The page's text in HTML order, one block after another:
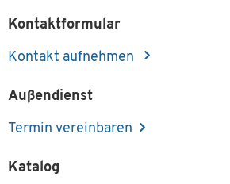
Kontaktformular
Kontakt aufnehmen
Außendienst
Termin vereinbaren
Katalog